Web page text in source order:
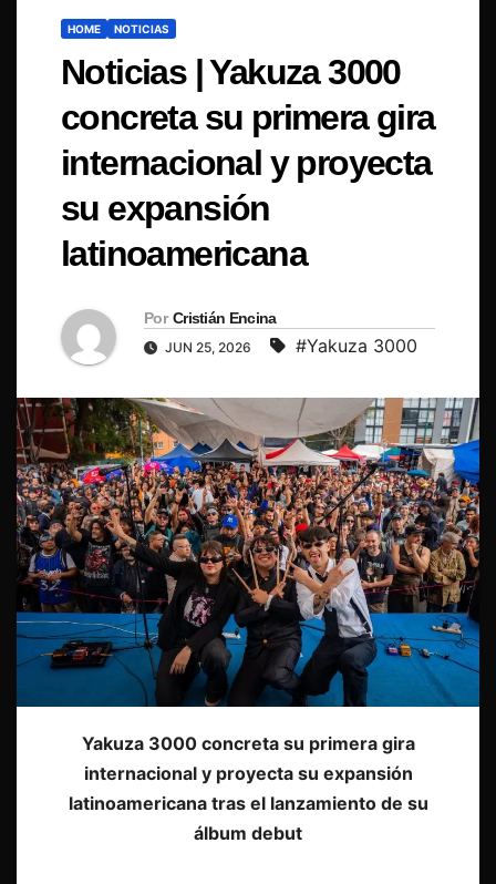
HOME NOTICIAS
Noticias | Yakuza 3000
concreta su primera gira
internacional y proyecta
su expansión
latinoamericana
Por Cristián Encina
JUN 25, 2026 #Yakuza 3000
Yakuza 3000 concreta su primera gira
internacional y proyecta su expansión
latinoamericana tras el lanzamiento de su
álbum debut